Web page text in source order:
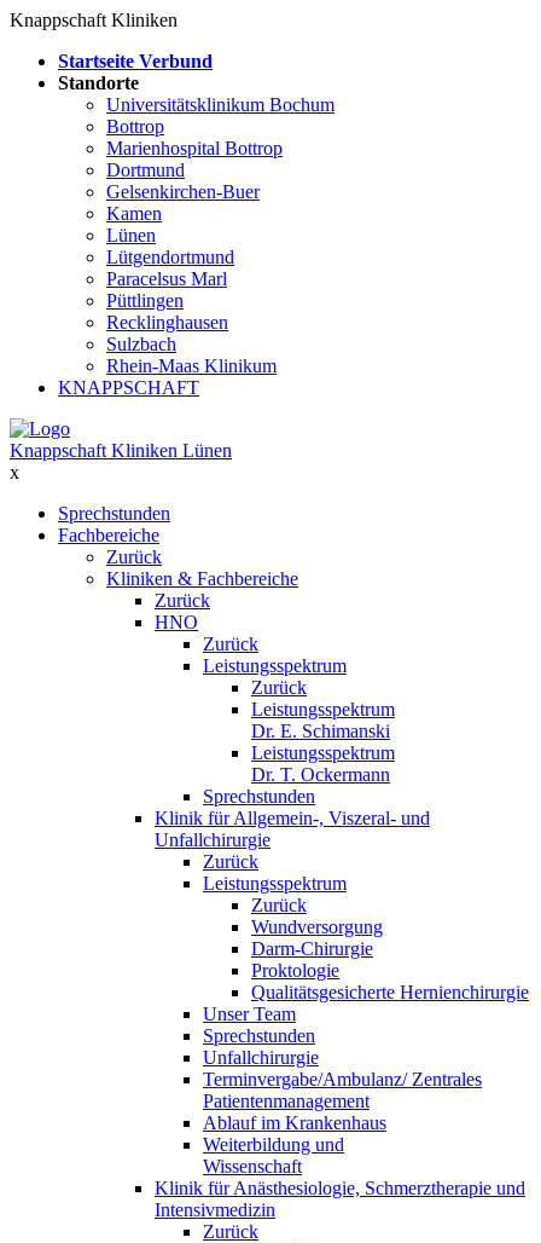
Knappschaft Kliniken
Startseite Verbund
Standorte
Universitätsklinikum Bochum
Bottrop
Marienhospital Bottrop
Dortmund
Gelsenkirchen-Buer
Kamen
Lünen
Lütgendortmund
Paracelsus Marl
Püttlingen
Recklinghausen
Sulzbach
Rhein-Maas Klinikum
KNAPPSCHAFT
Knappschaft Kliniken Lünen
x
Sprechstunden
Fachbereiche
Zurück
Kliniken & Fachbereiche
Zurück
HNO
Zurück
Leistungsspektrum
Zurück
Leistungsspektrum
Dr. E. Schimanski
Leistungsspektrum
Dr. T. Ockermann
Sprechstunden
Klinik für Allgemein-, Viszeral- und
Unfallchirurgie
Zurück
Leistungsspektrum
Zurück
Wundversorgung
Darm-Chirurgie
Proktologie
Qualitätsgesicherte Hernienchirurgie
Unser Team
Sprechstunden
Unfallchirurgie
Terminvergabe/Ambulanz/ Zentrales
Patientenmanagement
Ablauf im Krankenhaus
Weiterbildung und
Wissenschaft
Klinik für Anästhesiologie, Schmerztherapie und
Intensivmedizin
Zurück